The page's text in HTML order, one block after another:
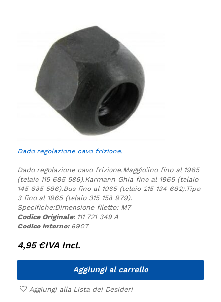
Dado regolazione cavo frizione.
Dado regolazione cavo frizione.Maggiolino fino al 1965
(telaio 115 685 586).Karmann Ghia fino al 1965 (telaio
145 685 586).Bus fino al 1965 (telaio 215 134 682).Tipo
3 fino al 1965 (telaio 315 158 979).
Specifiche:Dimensione filetto: M7
Codice Originale: 111 721 349 A
Codice interno: 6907
4,95 €IVA Incl.
Aggiungi al carrello
Aggiungi alla Lista dei Desideri